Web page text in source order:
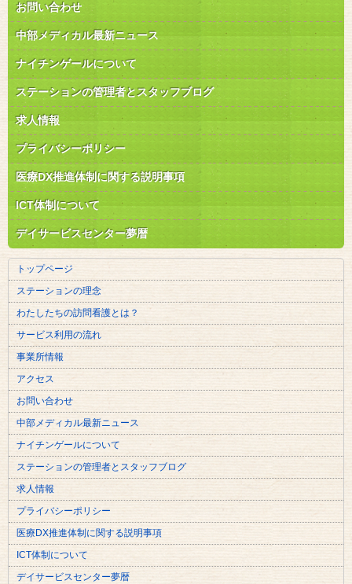
お問い合わせ
中部メディカル最新ニュース
ナイチンゲールについて
ステーションの管理者とスタッフブログ
求人情報
プライバシーポリシー
医療DX推進体制に関する説明事項
ICT体制について
デイサービスセンター夢暦
トップページ
ステーションの理念
わたしたちの訪問看護とは？
サービス利用の流れ
事業所情報
アクセス
お問い合わせ
中部メディカル最新ニュース
ナイチンゲールについて
ステーションの管理者とスタッフブログ
求人情報
プライバシーポリシー
医療DX推進体制に関する説明事項
ICT体制について
デイサービスセンター夢暦